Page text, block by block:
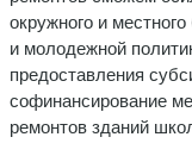
окружного и
и молодежной
предоставления
софинансирование
ремонтов зданий